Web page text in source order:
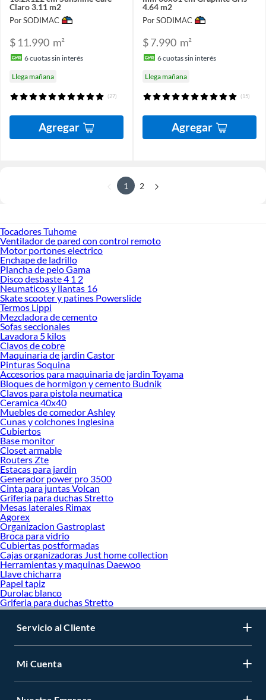
Claro 3.11 m2
Por SODIMAC
$ 11.990 m²
6cuotas sin interés
Llega mañana
(27)
Agregar
4.64 m2
Por SODIMAC
$ 7.990 m²
6cuotas sin interés
Llega mañana
(15)
Agregar
1 2
Tocadores Tuhome
Ventilador de pared con control remoto
Motor portones electrico
Enchape de ladrillo
Plancha de pelo Gama
Disco desbaste 4 1 2
Neumaticos y llantas 16
Skate scooter y patines Powerslide
Termos Lippi
Mezcladora de cemento
Sofas seccionales
Lavadora 5 kilos
Clavos de cobre
Maquinaria de jardin Castor
Pinturas Soquina
Accesorios para maquinaria de jardin Toyama
Bloques de hormigon y cemento Budnik
Clavos para pistola neumatica
Ceramica 40x40
Muebles de comedor Ashley
Cunas y colchones Inglesina
Cubiertos
Base monitor
Closet armable
Routers Zte
Estacas para jardin
Generador power pro 3500
Cinta para juntas Volcan
Griferia para duchas Stretto
Mesas laterales Rimax
Agorex
Organizacion Gastroplast
Broca para vidrio
Cubiertas postformadas
Cajas organizadoras Just home collection
Herramientas y maquinas Daewoo
Llave chicharra
Papel tapiz
Durolac blanco
Griferia para duchas Stretto
Servicio al Cliente
Mi Cuenta